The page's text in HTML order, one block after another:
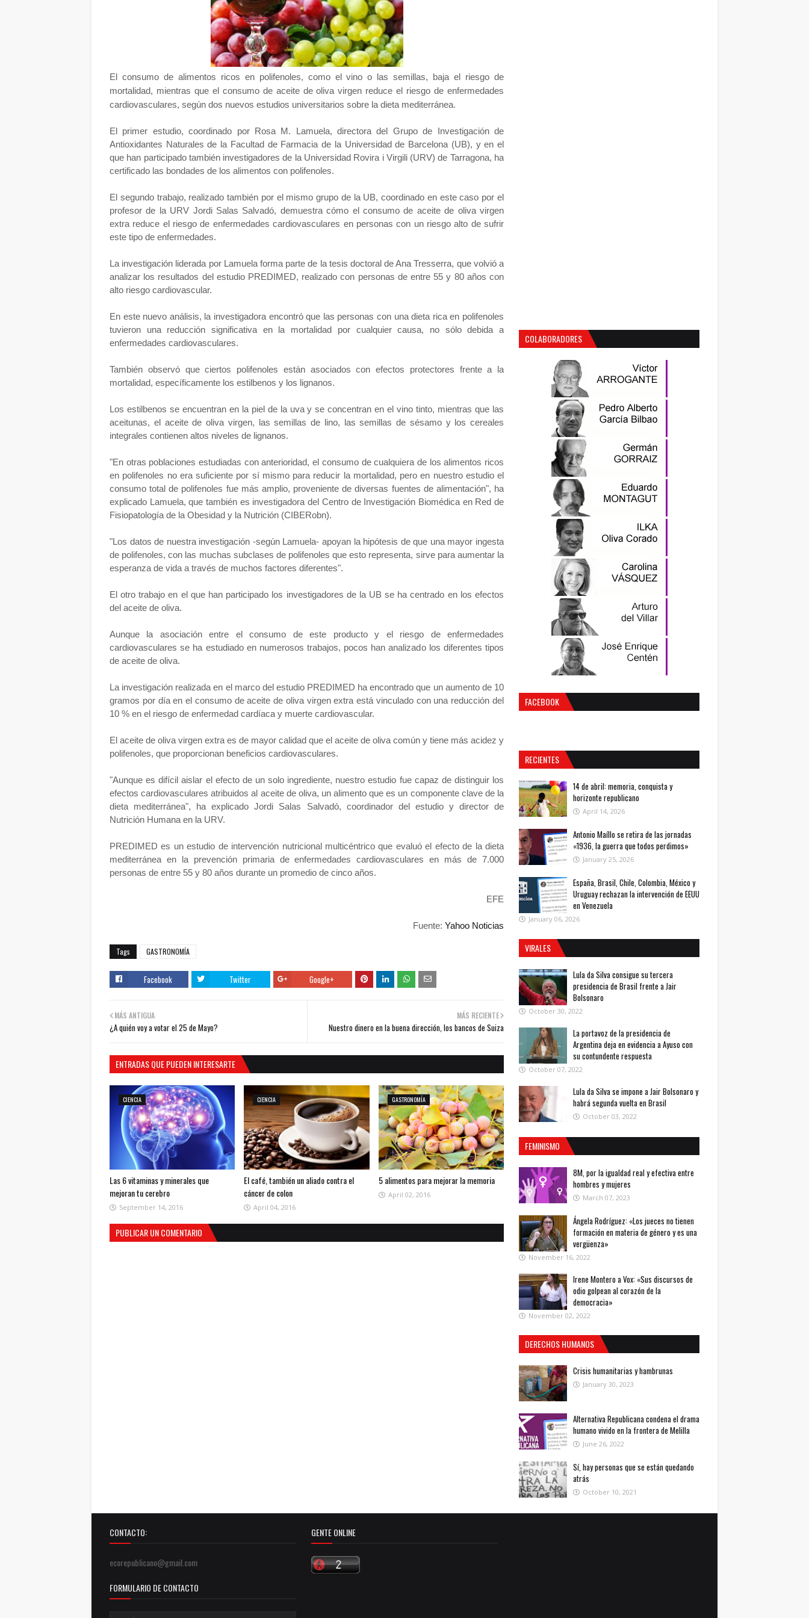
El consumo de alimentos ricos en polifenoles, como el vino o las semillas, baja el riesgo de
mortalidad, mientras que el consumo de aceite de oliva virgen reduce el riesgo de enfermedades
cardiovasculares, según dos nuevos estudios universitarios sobre la dieta mediterránea.
El primer estudio, coordinado por Rosa M. Lamuela, directora del Grupo de Investigación de
Antioxidantes Naturales de la Facultad de Farmacia de la Universidad de Barcelona (UB), y en el
que han participado también investigadores de la Universidad Rovira i Virgili (URV) de Tarragona, ha
certificado las bondades de los alimentos con polifenoles.
El segundo trabajo, realizado también por el mismo grupo de la UB, coordinado en este caso por el
profesor de la URV Jordi Salas Salvadó, demuestra cómo el consumo de aceite de oliva virgen
extra reduce el riesgo de enfermedades cardiovasculares en personas con un riesgo alto de sufrir
este tipo de enfermedades.
La investigación liderada por Lamuela forma parte de la tesis doctoral de Ana Tresserra, que volvió a
analizar los resultados del estudio PREDIMED, realizado con personas de entre 55 y 80 años con
alto riesgo cardiovascular.
En este nuevo análisis, la investigadora encontró que las personas con una dieta rica en polifenoles
tuvieron una reducción significativa en la mortalidad por cualquier causa, no sólo debida a
enfermedades cardiovasculares.
También observó que ciertos polifenoles están asociados con efectos protectores frente a la
mortalidad, específicamente los estilbenos y los lignanos.
Los estilbenos se encuentran en la piel de la uva y se concentran en el vino tinto, mientras que las
aceitunas, el aceite de oliva virgen, las semillas de lino, las semillas de sésamo y los cereales
integrales contienen altos niveles de lignanos.
"En otras poblaciones estudiadas con anterioridad, el consumo de cualquiera de los alimentos ricos
en polifenoles no era suficiente por sí mismo para reducir la mortalidad, pero en nuestro estudio el
consumo total de polifenoles fue más amplio, proveniente de diversas fuentes de alimentación", ha
explicado Lamuela, que también es investigadora del Centro de Investigación Biomédica en Red de
Fisiopatología de la Obesidad y la Nutrición (CIBERobn).
"Los datos de nuestra investigación -según Lamuela- apoyan la hipótesis de que una mayor ingesta
de polifenoles, con las muchas subclases de polifenoles que esto representa, sirve para aumentar la
esperanza de vida a través de muchos factores diferentes".
El otro trabajo en el que han participado los investigadores de la UB se ha centrado en los efectos
del aceite de oliva.
Aunque la asociación entre el consumo de este producto y el riesgo de enfermedades
cardiovasculares se ha estudiado en numerosos trabajos, pocos han analizado los diferentes tipos
de aceite de oliva.
La investigación realizada en el marco del estudio PREDIMED ha encontrado que un aumento de 10
gramos por día en el consumo de aceite de oliva virgen extra está vinculado con una reducción del
10 % en el riesgo de enfermedad cardíaca y muerte cardiovascular.
El aceite de oliva virgen extra es de mayor calidad que el aceite de oliva común y tiene más acidez y
polifenoles, que proporcionan beneficios cardiovasculares.
"Aunque es difícil aislar el efecto de un solo ingrediente, nuestro estudio fue capaz de distinguir los
efectos cardiovasculares atribuidos al aceite de oliva, un alimento que es un componente clave de la
dieta mediterránea", ha explicado Jordi Salas Salvadó, coordinador del estudio y director de
Nutrición Humana en la URV.
PREDIMED es un estudio de intervención nutricional multicéntrico que evaluó el efecto de la dieta
mediterránea en la prevención primaria de enfermedades cardiovasculares en más de 7.000
personas de entre 55 y 80 años durante un promedio de cinco años.
EFE
Fuente: Yahoo Noticias
Tags GASTRONOMÍA
Facebook Twitter Google+
MÁS RECIENTE
Nuestro dinero en la buena dirección, los bancos de Suiza
MÁS ANTIGUA
¿A quién voy a votar el 25 de Mayo?
ENTRADAS QUE PUEDEN INTERESARTE
CIENCIA
Las 6 vitaminas y minerales que
mejoran tu cerebro
September 14, 2016
CIENCIA
El café, también un aliado contra el
cáncer de colon
April 04, 2016
GASTRONOMÍA
5 alimentos para mejorar la memoria
April 02, 2016
PUBLICAR UN COMENTARIO
COLABORADORES
FACEBOOK
RECIENTES
14 de abril: memoria, conquista y
horizonte republicano
April 14, 2026
Antonio Maíllo se retira de las jornadas
«1936, la guerra que todos perdimos»
January 25, 2026
España, Brasil, Chile, Colombia, México y
Uruguay rechazan la intervención de EEUU
en Venezuela
January 06, 2026
VIRALES
Lula da Silva consigue su tercera
presidencia de Brasil frente a Jair
Bolsonaro
October 30, 2022
La portavoz de la presidencia de
Argentina deja en evidencia a Ayuso con
su contundente respuesta
October 07, 2022
Lula da Silva se impone a Jair Bolsonaro y
habrá segunda vuelta en Brasil
October 03, 2022
FEMINISMO
8M, por la igualdad real y efectiva entre
hombres y mujeres
March 07, 2023
Ángela Rodríguez: «Los jueces no tienen
formación en materia de género y es una
vergüenza»
November 16, 2022
Irene Montero a Vox: «Sus discursos de
odio golpean al corazón de la
democracia»
November 02, 2022
DERECHOS HUMANOS
Crisis humanitarias y hambrunas
January 30, 2023
Alternativa Republicana condena el drama
humano vivido en la frontera de Melilla
June 26, 2022
Sí, hay personas que se están quedando
atrás
October 10, 2021
CONTACTO:
ecorepublicano@gmail.com
FORMULARIO DE CONTACTO
GENTE ONLINE